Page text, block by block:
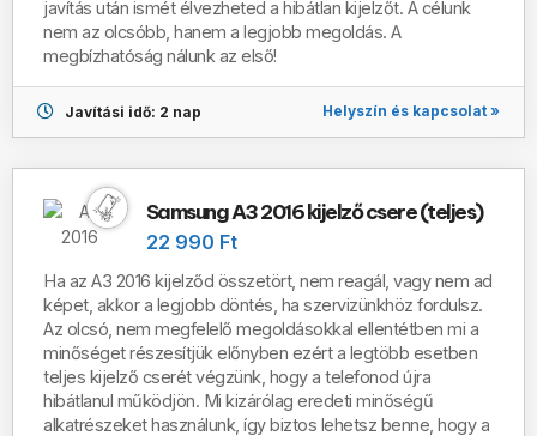
javítás után ismét élvezheted a hibátlan kijelzőt. A célunk
nem az olcsóbb, hanem a legjobb megoldás. A
megbízhatóság nálunk az első!
Javítási idő: 2 nap Helyszín és kapcsolat »
Samsung A3 2016 kijelző csere (teljes)
22 990 Ft
Ha az A3 2016 kijelződ összetört, nem reagál, vagy nem ad
képet, akkor a legjobb döntés, ha szervizünkhöz fordulsz.
Az olcsó, nem megfelelő megoldásokkal ellentétben mi a
minőséget részesítjük előnyben ezért a legtöbb esetben
teljes kijelző cserét végzünk, hogy a telefonod újra
hibátlanul működjön. Mi kizárólag eredeti minőségű
alkatrészeket használunk, így biztos lehetsz benne, hogy a